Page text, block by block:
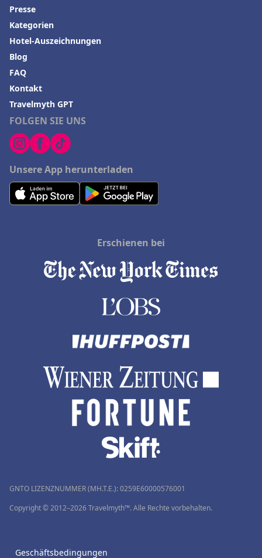
FOLGEN SIE UNS
Unsere App herunterladen
Presse
Kategorien
Hotel-Auszeichnungen
Blog
FAQ
Kontakt
Travelmyth GPT
Erschienen bei
GNTO LIZENZNUMMER (MH.T.E.): 0259Ε60000576001
Copyright © 2012–2026 Travelmyth™. Alle Rechte vorbehalten.
Geschäftsbedingungen